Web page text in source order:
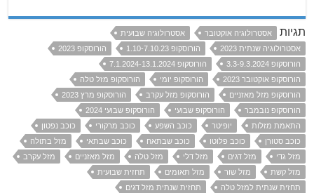
תגיות אסטרולוגיה אוקטובר
אסטרולוגיה שבועית
אסטרולוגיה שנתית 2023
הורוסקופ 1.10-7.10.23
הורוסקופ 2023
הורוסקופ 3.3-9.3.2024
הורוסקופ 7.1.2024-13.1.2024
הורוסקופ אוקטובר 2023
הורוסקופ יומי
הורוסקופ מזל טלה
הורוסקופ מזל מאזניים
הורוסקופ מזל עקרב
הורוסקופ מרץ 2023
הורוסקופ נובמבר
הורוסקופ שבועי
הורוסקופ שבועי 2024
התאמת מזלות
יופיטר כוכב השפע כוכב מרקורי
כוכב נפטון
כוכב סטורן
כוכב פלוטו כוכב שבתאח כוכב שבתאי
מזל בתולה
מזל גדי
מזל דגים מזל דלי מזל טלה מזל מאזניים
מזל עקרב
מזל קשת
מזל שור מזל תאומים
תחזית שבועית
תחזית שנתית למזל טלה
תחזית שנתית מזל דגים